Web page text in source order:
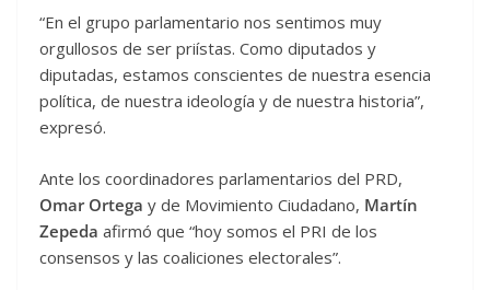
“En el grupo parlamentario nos sentimos muy
orgullosos de ser priístas. Como diputados y
diputadas, estamos conscientes de nuestra esencia
política, de nuestra ideología y de nuestra historia”,
expresó.
Ante los coordinadores parlamentarios del PRD,
Omar Ortega y de Movimiento Ciudadano, Martín
Zepeda afirmó que “hoy somos el PRI de los
consensos y las coaliciones electorales”.